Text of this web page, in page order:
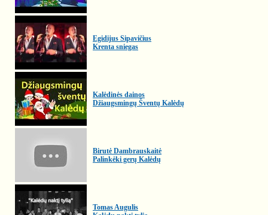
Egidijus Sipavičius
Krenta sniegas
Kalėdinės dainos
Džiaugsmingų Šventų Kalėdų
Birutė Dambrauskaitė
Palinkėki gerų Kalėdų
Tomas Augulis